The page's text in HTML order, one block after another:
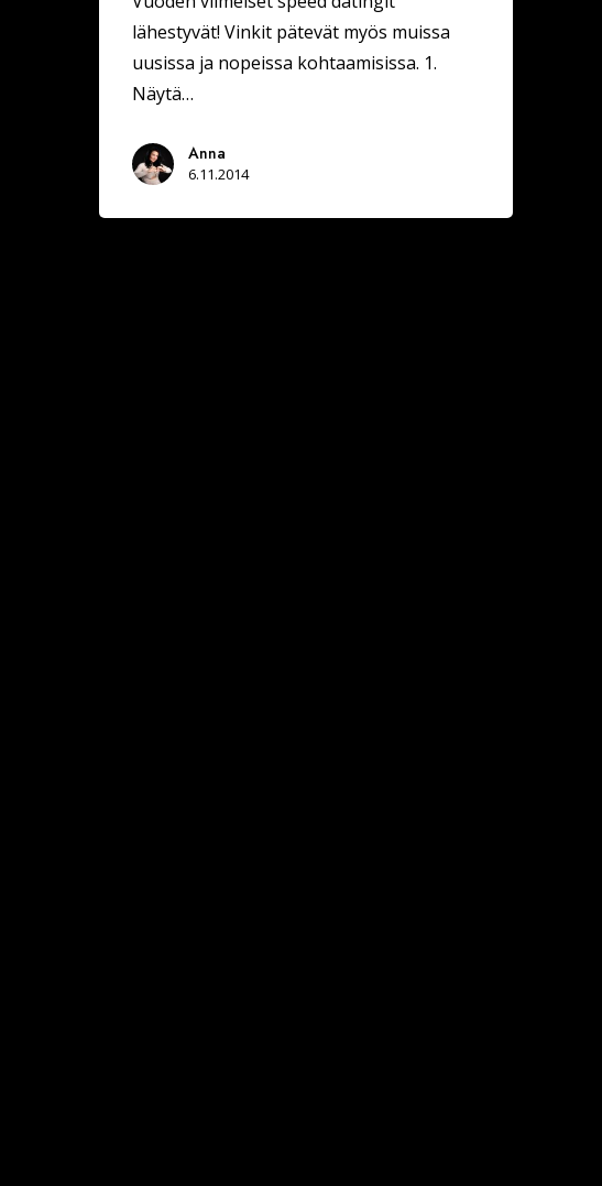
lähestyvät! Vinkit pätevät myös muissa
uusissa ja nopeissa kohtaamisissa. 1.
Näytä…
Anna
6.11.2014